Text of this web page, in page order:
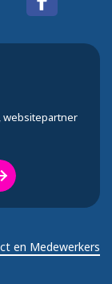
websitepartner
en Medewerkers